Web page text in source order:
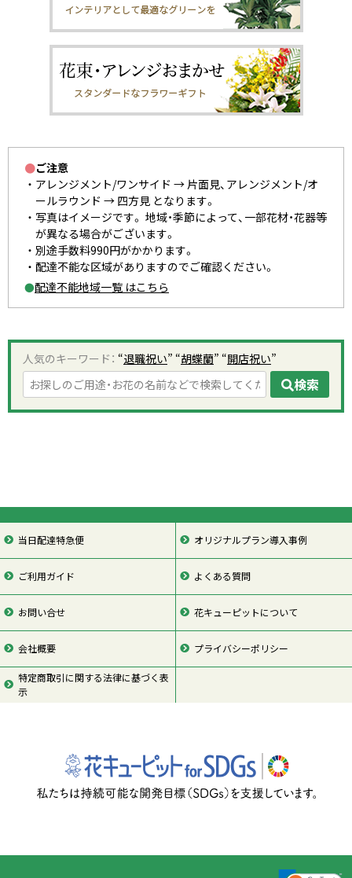
●ご注意
アレンジメント/ワンサイド → 片面見、アレンジメント/オ
ールラウンド → 四方見 となります。
写真はイメージです。 地域・季節によって、一部花材・花器等
が異なる場合がございます。
別途手数料990円がかかります。
配達不能な区域がありますのでご確認ください。
●配達不能地域一覧 はこちら
人気のキーワード： “退職祝い” “胡蝶蘭” “開店祝い”
検索
当日配達特急便 オリジナルプラン導入事例
ご利用ガイド よくある質問
お問い合せ 花キューピットについて
会社概要 プライバシーポリシー
特定商取引に関する法律に基づく表
示
ページの先頭